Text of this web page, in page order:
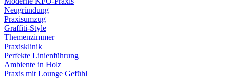
Neugründung
Praxisumzug
Graffiti-Style
Themenzimmer
Praxisklinik
Perfekte Linienführung
Ambiente in Holz
Praxis mit Lounge Gefühl